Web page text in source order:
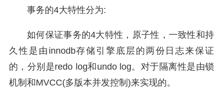
事务的4大特性分为:
如何保证事务的4大特性，原子性，一致性和持
久性是由innodb存储引擎底层的两份日志来保证
的，分别是redo log和undo log。对于隔离性是由锁
机制和MVCC(多版本并发控制)来实现的。